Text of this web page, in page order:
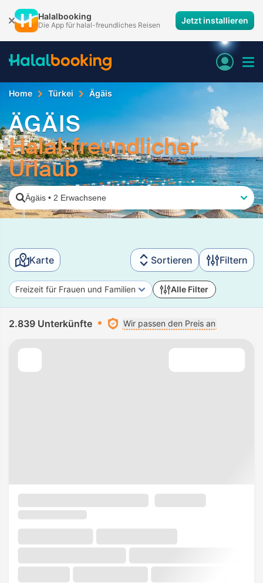
Halalbooking
Die App für halal-freundliches Reisen Jetzt installieren
Home Türkei Ägäis
ÄGÄIS
Halal-freundlicher
Urlaub
Ägäis • 2 Erwachsene
Karte Sortieren Filtern
Freizeit für Frauen und Familien Alle Filter
2.839 Unterkünfte Wir passen den Preis an